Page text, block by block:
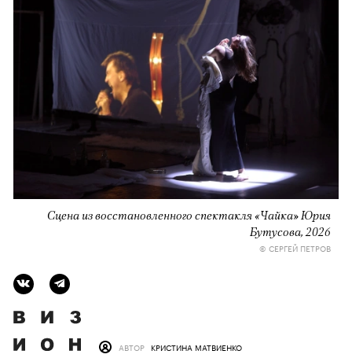
Сцена из восстановленного спектакля «Чайка» Юрия
Бутусова, 2026
© СЕРГЕЙ ПЕТРОВ
АВТОР КРИСТИНА МАТВИЕНКО